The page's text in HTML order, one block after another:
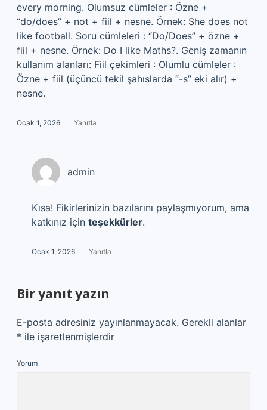
every morning. Olumsuz cümleler : Özne +
“do/does” + not + fiil + nesne. Örnek: She does not
like football. Soru cümleleri : “Do/Does” + özne +
fiil + nesne. Örnek: Do I like Maths?. Geniş zamanın
kullanım alanları: Fiil çekimleri : Olumlu cümleler :
Özne + fiil (üçüncü tekil şahıslarda “-s” eki alır) +
nesne.
Ocak 1, 2026 Yanıtla
admin
Kısa! Fikirlerinizin bazılarını paylaşmıyorum, ama
katkınız için teşekkürler.
Ocak 1, 2026 Yanıtla
Bir yanıt yazın
E-posta adresiniz yayınlanmayacak. Gerekli alanlar
* ile işaretlenmişlerdir
Yorum